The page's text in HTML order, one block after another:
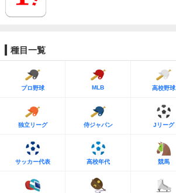
種目一覧
プロ野球 MLB 高校野球
独立リーグ 侍ジャパン Jリーグ
サッカー代表 高校年代 競馬